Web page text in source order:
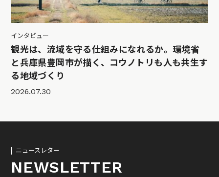
インタビュー
観光は、流域を守る仕組みになれるか。環境省
と兵庫県豊岡市が描く、コウノトリも人も共生す
る地域づくり
2026.07.30
ニュースレター
NEWSLETTER